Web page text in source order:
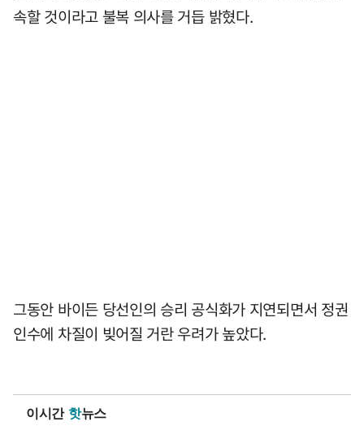
속할 것이라고 불복 의사를 거듭 밝혔다.
그동안 바이든 당선인의 승리 공식화가 지연되면서 정권
인수에 차질이 빚어질 거란 우려가 높았다.
이시간 핫뉴스